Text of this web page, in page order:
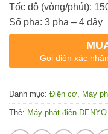
Tốc độ (vòng/phút):
Số pha: 3 pha – 4 dây
Gọi điện xác
Danh mục: Điện cơ Máy
Thẻ: Máy phát điện